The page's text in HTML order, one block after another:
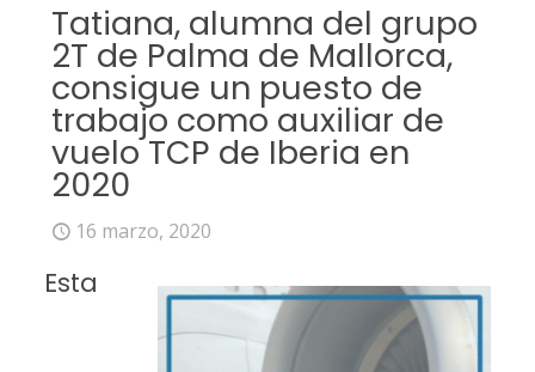
Tatiana, alumna del grupo
2T de Palma de Mallorca,
consigue un puesto de
trabajo como auxiliar de
vuelo TCP de Iberia en
2020
16 marzo, 2020
Esta